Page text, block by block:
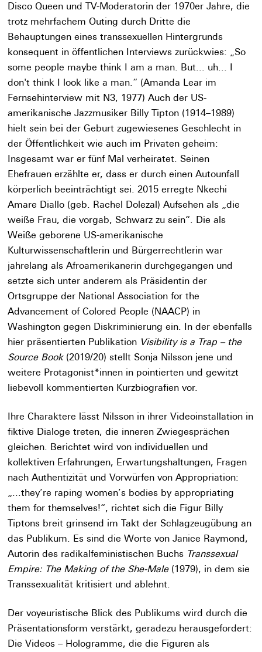
Disco Queen und TV-Moderatorin der 1970er Jahre, die
trotz mehrfachem Outing durch Dritte die
Behauptungen eines transsexuellen Hintergrunds
konsequent in öffentlichen Interviews zurückwies: „So
some people maybe think I am a man. But... uh... I
don't think I look like a man.“ (Amanda Lear im
Fernsehinterview mit N3, 1977) Auch der US-
amerikanische Jazzmusiker Billy Tipton (1914–1989)
hielt sein bei der Geburt zugewiesenes Geschlecht in
der Öffentlichkeit wie auch im Privaten geheim:
Insgesamt war er fünf Mal verheiratet. Seinen
Ehefrauen erzählte er, dass er durch einen Autounfall
körperlich beeinträchtigt sei. 2015 erregte Nkechi
Amare Diallo (geb. Rachel Dolezal) Aufsehen als „die
weiße Frau, die vorgab, Schwarz zu sein“. Die als
Weiße geborene US-amerikanische
Kulturwissenschaftlerin und Bürgerrechtlerin war
jahrelang als Afroamerikanerin durchgegangen und
setzte sich unter anderem als Präsidentin der
Ortsgruppe der National Association for the
Advancement of Colored People (NAACP) in
Washington gegen Diskriminierung ein. In der ebenfalls
hier präsentierten Publikation Visibility is a Trap – the
Source Book (2019/20) stellt Sonja Nilsson jene und
weitere Protagonist*innen in pointierten und gewitzt
liebevoll kommentierten Kurzbiografien vor.
Ihre Charaktere lässt Nilsson in ihrer Videoinstallation in
fiktive Dialoge treten, die inneren Zwiegesprächen
gleichen. Berichtet wird von individuellen und
kollektiven Erfahrungen, Erwartungshaltungen, Fragen
nach Authentizität und Vorwürfen von Appropriation:
„...they’re raping women’s bodies by appropriating
them for themselves!“, richtet sich die Figur Billy
Tiptons breit grinsend im Takt der Schlagzeugübung an
das Publikum. Es sind die Worte von Janice Raymond,
Autorin des radikalfeministischen Buchs Transsexual
Empire: The Making of the She-Male (1979), in dem sie
Transsexualität kritisiert und ablehnt.
Der voyeuristische Blick des Publikums wird durch die
Präsentationsform verstärkt, geradezu herausgefordert:
Die Videos – Hologramme, die die Figuren als